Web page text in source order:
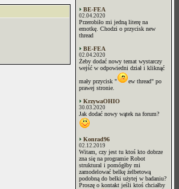
BE-FEA
02.04.2020
Przerobiło mi jedną literę na
emotkę. Chodzi o przycisk new
thread
BE-FEA
02.04.2020
Żeby dodać nowy temat wystarczy
wejść w odpowiedni dział i kliknąć
mały przycisk "
ew thread" po
prawej stronie.
KrzywaOHIO
30.03.2020
Jak dodać nowy wątek na forum?
Konrad96
02.12.2019
Witam, czy jest tu ktoś kto dobrze
zna się na programie Robot
struktural i pomógłby mi
zamodelować belkę żelbetową
podobną do belki użytej w badaniu?
Proszę o kontakt jeśli ktoś chciałby